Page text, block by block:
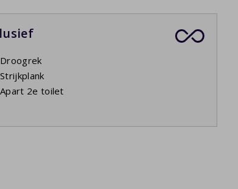
Droogrek
Strijkplank
Apart 2e toilet